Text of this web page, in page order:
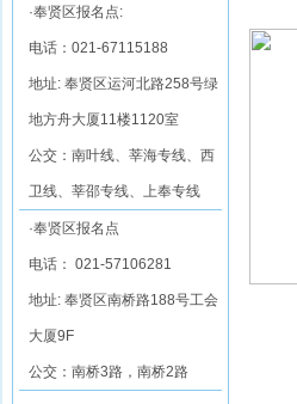
·奉贤区报名点:
电话：021-67115188
地址: 奉贤区运河北路258号绿
地方舟大厦11楼1120室
公交：南叶线、莘海专线、西
卫线、莘邵专线、上奉专线
·奉贤区报名点
电话： 021-57106281
地址: 奉贤区南桥路188号工会
大厦9F
公交：南桥3路，南桥2路